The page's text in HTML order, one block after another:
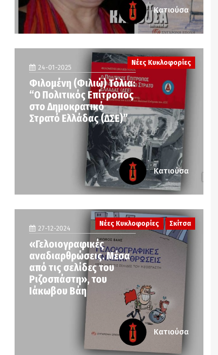
Κατιούσα
24-01-2025
Φιλομένη (Φιλιώ) Τόλια:
“Ο Πολιτικός Επίτροπος
στο Δημοκρατικό
Στρατό Ελλάδας (ΔΣΕ)”
Νέες Κυκλοφορίες
Κατιούσα
27-12-2024
«Γελοιογραφικές
αναδιαρθρώσεις. Μέσα
από τις σελίδες του
Ριζοσπάστη», του
Ιάκωβου Βάη
Νέες Κυκλοφορίες Σκίτσα
Κατιούσα